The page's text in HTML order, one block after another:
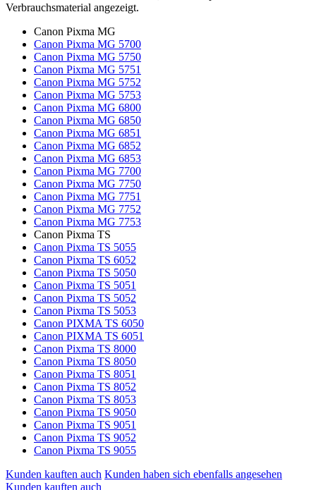
Verbrauchsmaterial angezeigt.
Canon Pixma MG
Canon Pixma MG 5700
Canon Pixma MG 5750
Canon Pixma MG 5751
Canon Pixma MG 5752
Canon Pixma MG 5753
Canon Pixma MG 6800
Canon Pixma MG 6850
Canon Pixma MG 6851
Canon Pixma MG 6852
Canon Pixma MG 6853
Canon Pixma MG 7700
Canon Pixma MG 7750
Canon Pixma MG 7751
Canon Pixma MG 7752
Canon Pixma MG 7753
Canon Pixma TS
Canon Pixma TS 5055
Canon Pixma TS 6052
Canon Pixma TS 5050
Canon Pixma TS 5051
Canon Pixma TS 5052
Canon Pixma TS 5053
Canon PIXMA TS 6050
Canon PIXMA TS 6051
Canon Pixma TS 8000
Canon Pixma TS 8050
Canon Pixma TS 8051
Canon Pixma TS 8052
Canon Pixma TS 8053
Canon Pixma TS 9050
Canon Pixma TS 9051
Canon Pixma TS 9052
Canon Pixma TS 9055
Kunden kauften auch Kunden haben sich ebenfalls angesehen
Kunden kauften auch